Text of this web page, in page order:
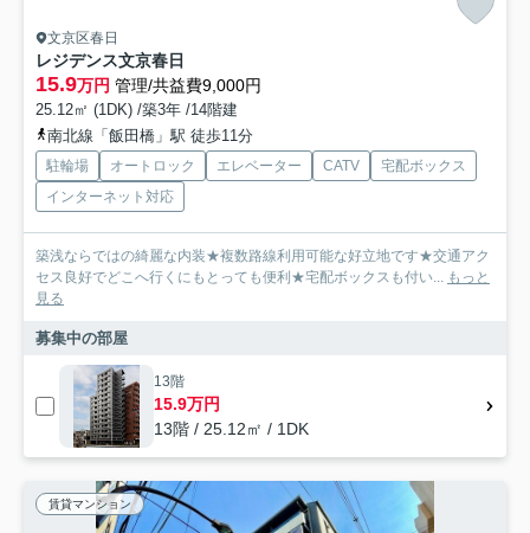
文京区春日
レジデンス文京春日
15.9万円 管理/共益費9,000円
25.12㎡ (1DK) /築3年 /14階建
南北線「飯田橋」駅 徒歩11分
駐輪場 オートロック エレベーター CATV
宅配ボックス
インターネット対応
築浅ならではの綺麗な内装★複数路線利用可能な好立地です★交通アク
セス良好でどこへ行くにもとっても便利★宅配ボックスも付い... もっと
見る
募集中の部屋
13階
15.9万円
13階 / 25.12㎡ / 1DK
賃貸マンション